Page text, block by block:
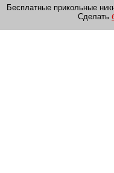
Бесплатные прикольные
Сделать